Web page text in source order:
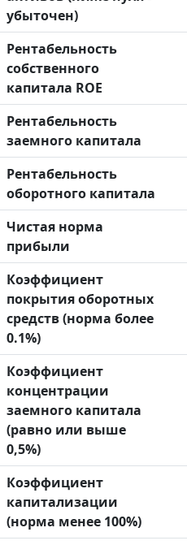
убыточен)
Рентабельность
собственного
капитала ROE
Рентабельность
заемного капитала
Рентабельность
оборотного капитала
Чистая норма
прибыли
Коэффициент
покрытия оборотных
средств (норма более
0.1%)
Коэффициент
концентрации
заемного капитала
(равно или выше
0,5%)
Коэффициент
капитализации
(норма менее 100%)